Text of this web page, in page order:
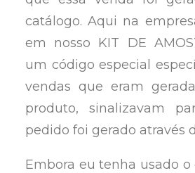
catálogo. Aqui na
em nosso KIT DE
um código especial
vendas que eram
produto, sinalizavam
pedido foi gerado através
Embora eu tenha usado